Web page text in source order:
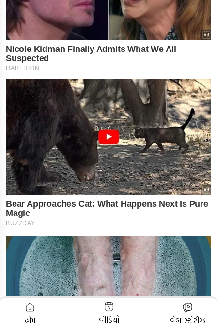
ADVERTISEMENT
હોમ વીડિયો વેબ સ્ટોરીઝ